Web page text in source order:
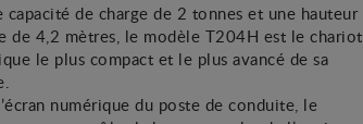
capacité de charge de 2 tonnes et une hauteur
de 4,2 mètres, le modèle T204H est le chariot
le plus compact et le plus avancé de sa
numérique du poste de conduite, le